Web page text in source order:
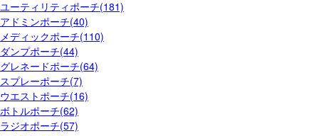
ユーティリティポーチ(181)
アドミンポーチ(40)
メディックポーチ(110)
ダンプポーチ(44)
グレネードポーチ(64)
スプレーポーチ(7)
ウエストポーチ(16)
ボトルポーチ(62)
ラジオポーチ(57)